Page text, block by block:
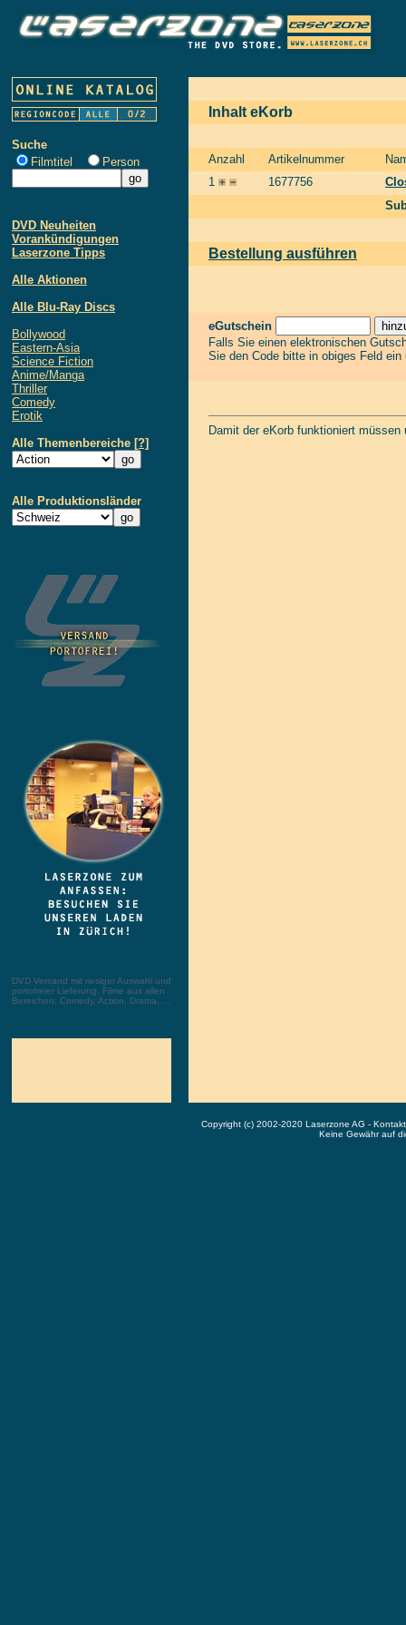
Suche
Filmtitel
Person
DVD Neuheiten
Vorankündigungen
Laserzone Tipps
Alle Aktionen
Alle Blu-Ray Discs
Bollywood
Eastern-Asia
Science Fiction
Anime/Manga
Thriller
Comedy
Erotik
Alle Themenbereiche [?]
Alle Produktionsländer
DVD Versand mit riesiger Auswahl und
portofreier Lieferung. Filme aus allen
Bereichen: Comedy, Action, Drama, ...
Inhalt eKorb
Anzahl Artikelnummer
1
1677756
Bestellung ausführen
eGutschein
Falls Sie einen elektronischen
Sie den Code bitte in obiges Feld
Damit der eKorb funktioniert
Copyright (c) 2002-2020 Laserzone AG -
Keine Gewähr auf